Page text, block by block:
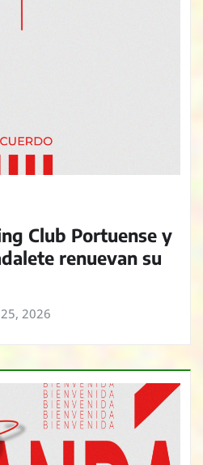
Club Portuense y
renuevan su
25, 2026